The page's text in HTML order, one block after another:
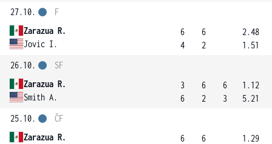
27.10.
Zarazua R.
Jovic I.
F
6
4
6
2
2.48
1.51
26.10.
Zarazua R.
Smith A.
SF
3
6
6
2
6
3
1.12
5.21
25.10.
Zarazua R.
ČF
6
6
1.29